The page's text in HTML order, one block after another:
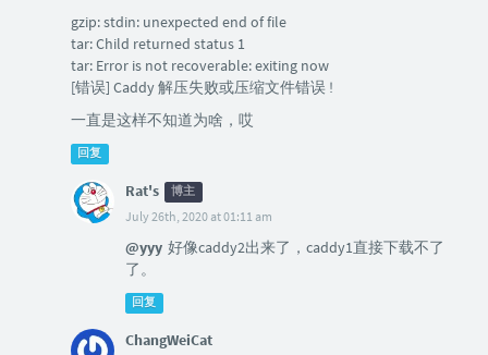
gzip: stdin: unexpected end of file
tar: Child returned status 1
tar: Error is not recoverable: exiting now
[错误] Caddy 解压失败或压缩文件错误 !
一直是这样不知道为啥，哎
回复
Rat's 博主
July 26th, 2020 at 01:11 am
@yyy 好像caddy2出来了，caddy1直接下载不了
了。
回复
ChangWeiCat